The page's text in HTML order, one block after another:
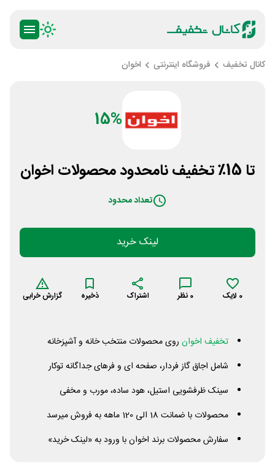
کانال تخفیف فروشگاه اینترنتی اخوان
15%
تا 15٪ تخفیف نامحدود محصولات اخوان
تعداد محدود
لینک خرید
0 لایک 0 نظر اشتراک ذخیره گزارش خرابی
تخفیف اخوان روی محصولات منتخب خانه و آشپزخانه
شامل اجاق گاز فردار، صفحه ای و فرهای جداگانه توکار
سینک ظرفشویی استیل، هود ساده، مورب و مخفی
محصولات با ضمانت 18 الی 120 ماهه به فروش میرسد
سفارش محصولات برند اخوان با ورود به «لینک خرید»